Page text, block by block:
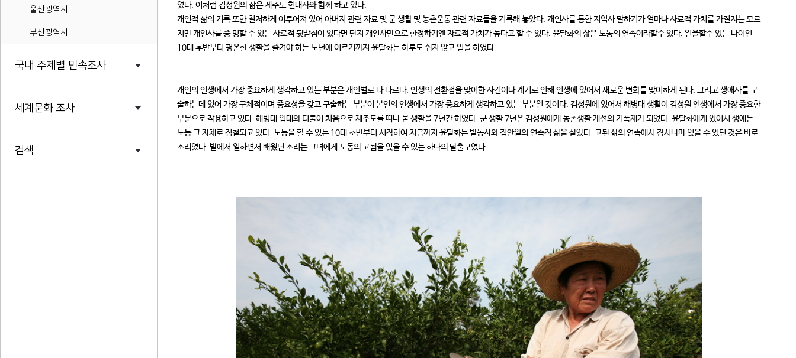
울산광역시
부산광역시
국내 주제별 민속조사
세계문화 조사
검색
였다. 이처럼 김성원의 삶은 제주도 현대사와 함께 하고 있다.
개인적 삶의 기록 또한 철저하게 이루어져 있어 아버지 관련 자료 및 군 생활 및 농촌운동 관련 자료들을 기록해 놓았다. 개인사를 통한 지역사 말하기가 얼마나 사료적 가치를 가질지는 모르
지만 개인사를 증 명할 수 있는 사료적 뒷받침이 있다면 단지 개인사만으로 한정하기엔 자료적 가치가 높다고 할 수 있다. 윤달화의 삶은 노동의 연속이라할수 있다. 일을할수 있는 나이인
10대 후반부터 평온한 생활을 즐겨야 하는 노년에 이르기까지 윤달화는 하루도 쉬지 않고 일을 하였다.
개인의 인생에서 가장 중요하게 생각하고 있는 부분은 개인별로 다 다르다. 인생의 전환점을 맞이한 사건이나 계기로 인해 인생에 있어서 새로운 변화를 맞이하게 된다. 그리고 생애사를 구
술하는데 있어 가장 구체적이며 중요성을 갖고 구술하는 부분이 본인의 인생에서 가장 중요하게 생각하고 있는 부분일 것이다. 김성원에 있어서 해병대 생활이 김성원 인생에서 가장 중요한
부분으로 작용하고 있다. 해병대 입대와 더불어 처음으로 제주도를 떠나 뭍 생활을 7년간 하였다. 군 생활 7년은 김성원에게 농촌생활 개선의 기폭제가 되었다. 윤달화에게 있어서 생애는
노동 그 자체로 점철되고 있다. 노동을 할 수 있는 10대 초반부터 시작하여 지금까지 윤달화는 밭농사와 집안일의 연속적 삶을 살았다. 고된 삶의 연속에서 잠시나마 잊을 수 있던 것은 바로
소리였다. 밭에서 일하면서 배웠던 소리는 그녀에게 노동의 고됨을 잊을 수 있는 하나의 탈출구였다.